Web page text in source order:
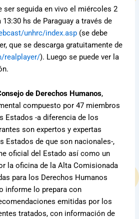
ser seguida en vivo el miércoles 2
hs de Paraguay a través de
unhrc/index.asp (se debe
que se descarga gratuitamente de
realplayer/). Luego se puede ver la
de Derechos Humanos,
compuesto por 47 miembros
Estados -a diferencia de los
son expertos y expertas
Estados de que son nacionales-,
oficial del Estado así como un
la oficina de la Alta Comisionada
para los Derechos Humanos
informe lo prepara con
emitidas por los
tratados, con información de